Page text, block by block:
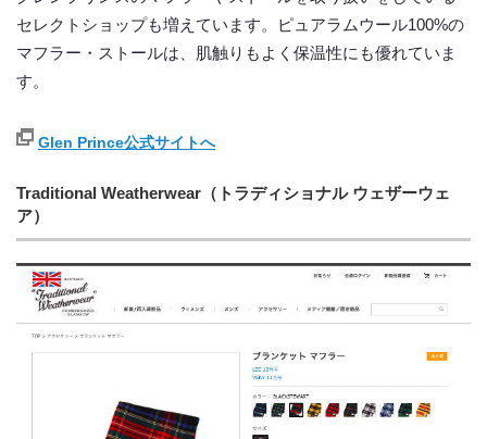
セレクトショップも増えています。ピュアラムウール100%の
マフラー・ストールは、肌触りもよく保温性にも優れていま
す。
Glen Prince公式サイトへ
Traditional Weatherwear（トラディショナル ウェザーウェ
ア）